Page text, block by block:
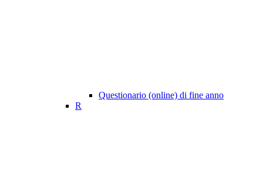
Questionario (online) di fine anno
R